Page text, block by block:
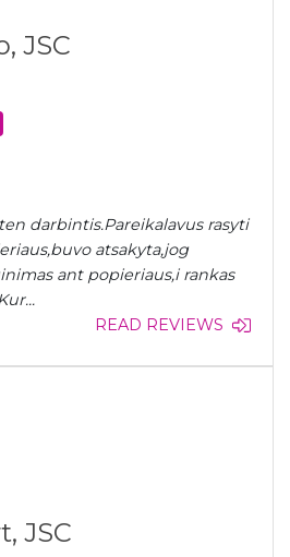
JSC
darbintis.Pareikalavus rasyti
atsakyta,jog
ant popieriaus,i rankas
READ REVIEWS
JSC